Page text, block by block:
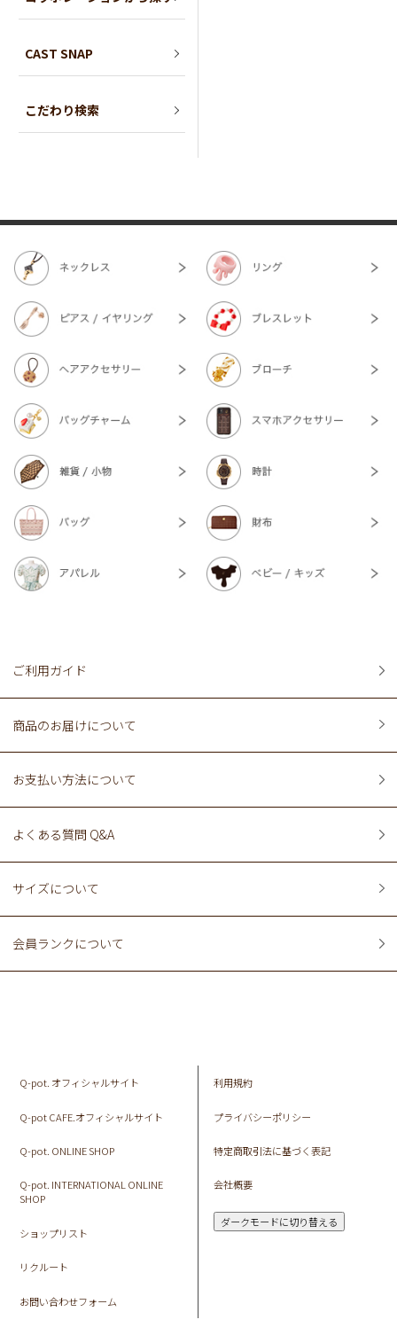
CAST SNAP
こだわり検索
ご利用ガイド
商品のお届けについて
お支払い方法について
よくある質問 Q&A
サイズについて
会員ランクについて
Q-pot. オフィシャルサイト
Q-pot CAFE.オフィシャルサイト
Q-pot. ONLINE SHOP
Q-pot. INTERNATIONAL ONLINE
SHOP
ショップリスト
リクルート
お問い合わせフォーム
利用規約
プライバシーポリシー
特定商取引法に基づく表記
会社概要
ダークモードに切り替える